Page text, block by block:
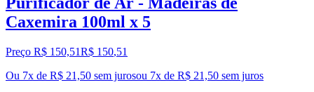
Caxemira 100ml x 5
Preço R$ 150,51R$ 150,51
Ou 7x de R$ 21,50 sem jurosou 7x de R$ 21,50 sem juros